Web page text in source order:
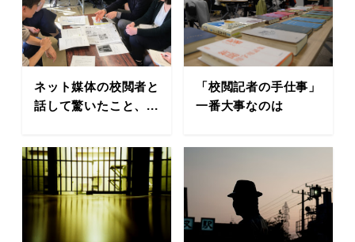
ネット媒体の校閲者と
話して驚いたこと、...
「校閲記者の手仕事」
一番大事なのは